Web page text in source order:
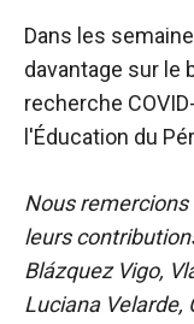
Dans les
davantage sur le
recherche
l'Éducation du
Nous
leurs
Blázquez Vigo,
Luciana Velarde,